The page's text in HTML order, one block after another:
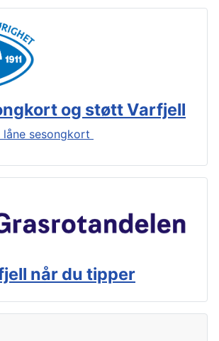
og støtt Varfjell
sesongkort
når du tipper